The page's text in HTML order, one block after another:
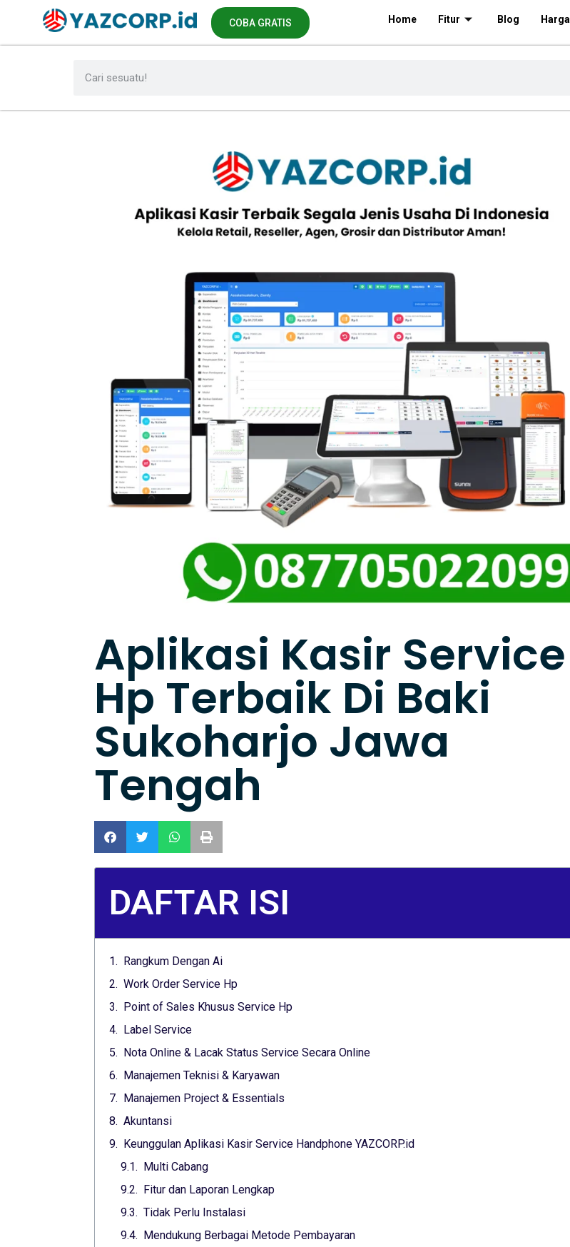
COBA GRATIS Home Fitur Blog Harga
Aplikasi Kasir Service
Hp Terbaik Di Baki
Sukoharjo Jawa
Tengah
DAFTAR ISI
Rangkum Dengan Ai
Work Order Service Hp
Point of Sales Khusus Service Hp
Label Service
Nota Online & Lacak Status Service Secara Online
Manajemen Teknisi & Karyawan
Manajemen Project & Essentials
Akuntansi
Keunggulan Aplikasi Kasir Service Handphone YAZCORP.id
Multi Cabang
Fitur dan Laporan Lengkap
Tidak Perlu Instalasi
Mendukung Berbagai Metode Pembayaran